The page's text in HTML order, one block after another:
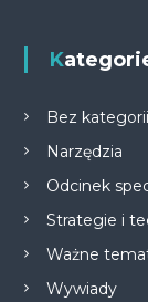
Bez kategorii
Narzędzia
Odcinek
Strategie i
Ważne
Wywiady